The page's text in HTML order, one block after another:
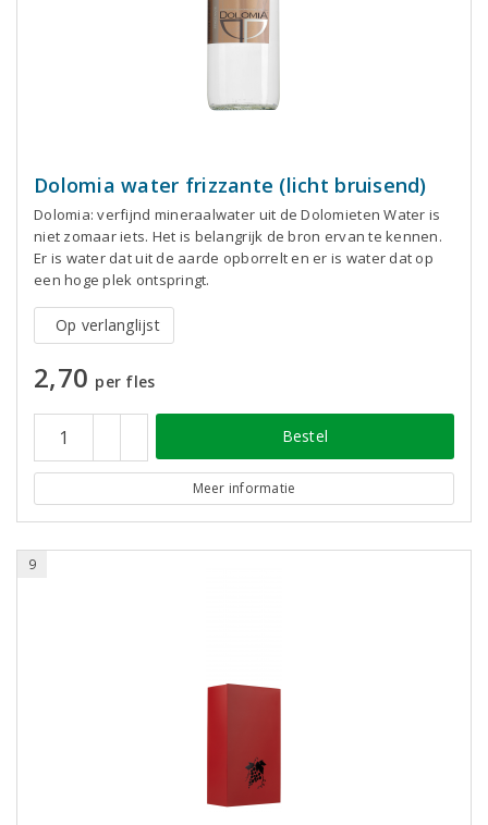
Dolomia water frizzante (licht bruisend)
Dolomia: verfijnd mineraalwater uit de Dolomieten Water is
niet zomaar iets. Het is belangrijk de bron ervan te kennen.
Er is water dat uit de aarde opborrelt en er is water dat op
een hoge plek ontspringt.
Op verlanglijst
2,70 per fles
Bestel
Meer informatie
9